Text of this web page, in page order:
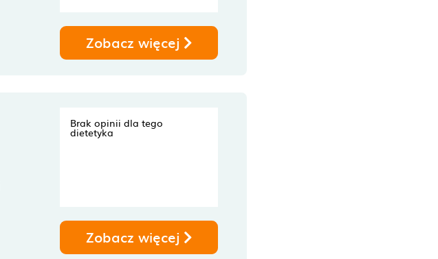
Zobacz więcej
Brak opinii dla tego
dietetyka
Zobacz więcej